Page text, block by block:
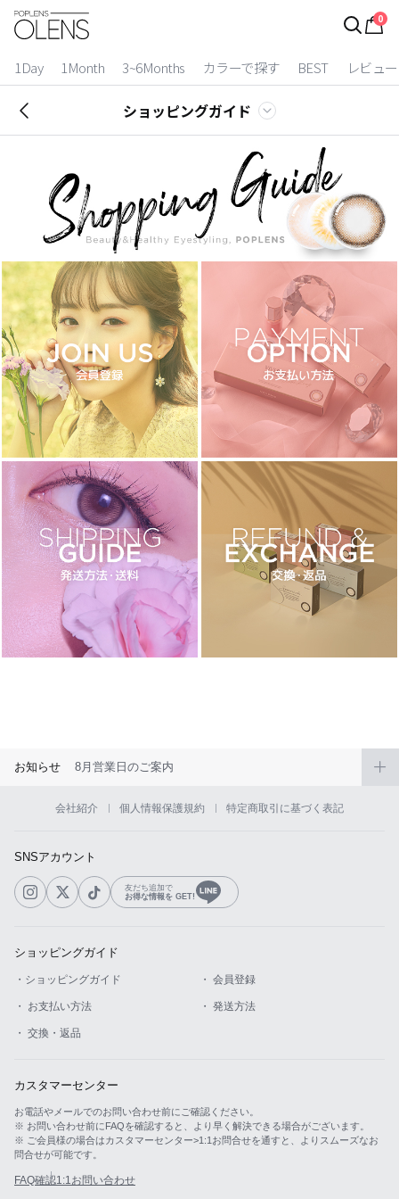
0
1Day 1Month 3~6Months カラーで探す BEST レビュー
ログイン
カラコン比較
今月限定特典
カラコン
1 Day
2 Weeks
1 Month
3~6 Months
よりどりキット
カラー
ブラウン
チョコ
グレー
ブラック
ヘーゼル
グリーン
ブルー
透明
乱視用
ハロウィンカラコン
ケア用品
総合掲示板
ショッピングガイド
ショッピングガイド
お知らせ 8月営業日のご案内
会社紹介 個人情報保護規約 特定商取引に基づく表記
SNSアカウント
友だち追加で
お得な情報を GET!
ショッピングガイド
・ショッピングガイド ・ 会員登録
・ お支払い方法 ・ 発送方法
・ 交換・返品
カスタマーセンター
お電話やメールでのお問い合わせ前にご確認ください。
※ お問い合わせ前にFAQを確認すると、より早く解決できる場合がございます。
※ ご会員様の場合はカスタマーセンター>1:1お問合せを通すと、よりスムーズなお
問合せが可能です。
FAQ確認1:1お問い合わせ